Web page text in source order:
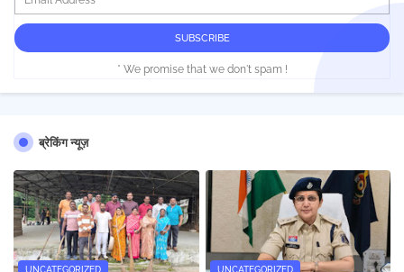
* We promise that we don't spam !
ब्रेकिंग न्यूज़
UNCATEGORIZED UNCATEGORIZED